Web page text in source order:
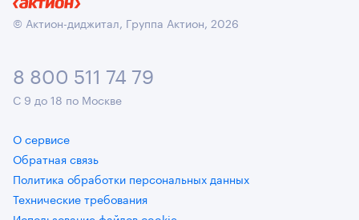
© Актион-диджитал, Группа Актион, 2026
8 800 511 74 79
С 9 до 18 по Москве
О сервисе
Обратная связь
Политика обработки персональных данных
Технические требования